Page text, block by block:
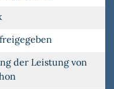
der Leistung von